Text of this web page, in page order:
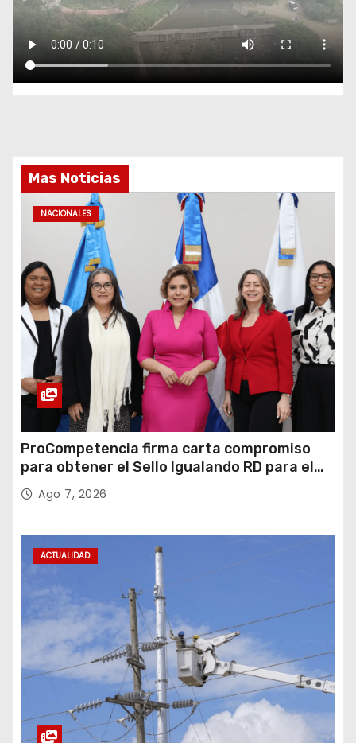
Mas Noticias
NACIONALES
ProCompetencia firma carta compromiso
para obtener el Sello Igualando RD para el
Sector Público
Ago 7, 2026
ACTUALIDAD